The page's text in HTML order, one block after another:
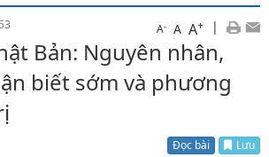
A- A A+ |
Bản: Nguyên nhân,
biết sớm và phương
Đọc bài Lưu